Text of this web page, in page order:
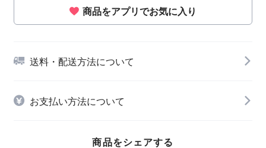
商品をアプリでお気に入り
送料・配送方法について
お支払い方法について
商品をシェアする